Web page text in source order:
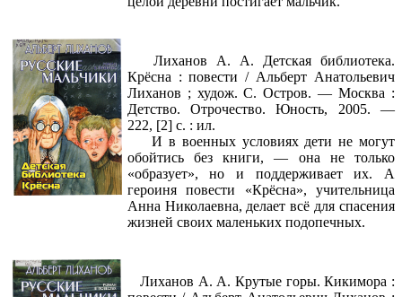
Лиханов А. А. Детская библиотека.
Крёсна : повести / Альберт Анатольевич
Лиханов ; худож. С. Остров. — Москва :
Детство. Отрочество. Юность, 2005. —
222, [2] с. : ил.
И в военных условиях дети не могут
обойтись без книги, — она не только
«образует», но и поддерживает их. А
героиня повести «Крёсна», учительница
Анна Николаевна, делает всё для спасения
жизней своих маленьких подопечных.
Лиханов А. А. Крутые горы. Кикимора :